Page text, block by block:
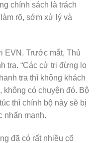
chính sách là trách
rõ, sớm xử lý và
EVN. Trước mắt, Thủ
tra. “Các cử tri đừng lo
tra thì không khách
không có chuyện đó. Bộ
thì chính bộ này sẽ bị
nhấn mạnh.
đã có rất nhiều cố